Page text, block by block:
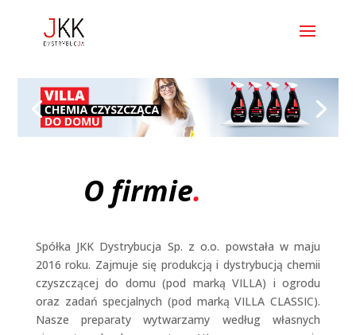
O firmie.
Spółka JKK Dystrybucja Sp. z o.o. powstała w maju
2016 roku. Zajmuje się produkcją i dystrybucją chemii
czyszczącej do domu (pod marką VILLA) i ogrodu
oraz zadań specjalnych (pod marką VILLA CLASSIC).
Nasze preparaty wytwarzamy według własnych